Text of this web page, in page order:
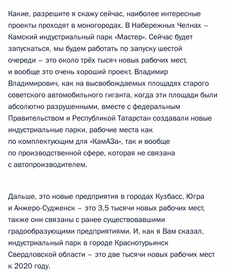
Какие, разрешите я скажу сейчас, наиболее интересные
проекты проходят в моногородах. В Набережных Челнах –
Камский индустриальный парк «Мастер». Сейчас будет
запускаться, мы будем работать по запуску шестой
очереди – это около трёх тысяч новых рабочих мест,
и вообще это очень хороший проект, Владимир
Владимирович, как на высвобождаемых площадях старого
советского автомобильного гиганта, когда эти площади были
абсолютно разрушенными, вместе с федеральным
Правительством и Республикой Татарстан создавали новые
индустриальные парки, рабочие места как
по комплектующим для «КамАЗа», так и вообще
по производственной сфере, которая не связана
с автопроизводителем.
Дальше, это новые предприятия в городах Кузбасс, Югра
и Анжеро-Судженск – это 3,5 тысячи новых рабочих мест,
также они связаны с ранее существовавшими
градообразующими предприятиями. И, как я Вам сказал,
индустриальный парк в городе Краснотурьинск
Свердловской области – это две тысячи новых рабочих мест
к 2020 году.